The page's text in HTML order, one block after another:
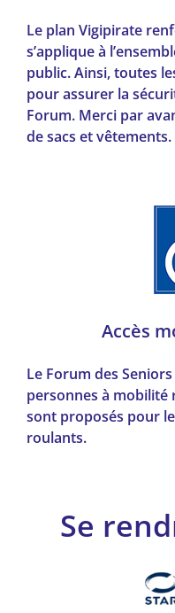
Le plan Vigipirate
s’applique à
public. Ainsi, toutes
pour assurer la
Forum. Merci par
de sacs et vêtements.
Accès
Le Forum des
personnes à mobilité
sont proposés pour
roulants.
Se